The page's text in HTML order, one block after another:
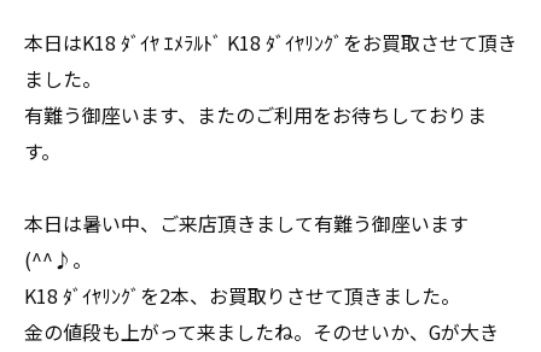
本日はK18 ﾀﾞｲﾔ ｴﾒﾗﾙﾄﾞ K18 ﾀﾞｲﾔﾘﾝｸﾞをお買取させて頂き
ました。
有難う御座います、またのご利用をお待ちしておりま
す。
本日は暑い中、ご来店頂きまして有難う御座います
(^^♪。
K18 ﾀﾞｲﾔﾘﾝｸﾞを2本、お買取りさせて頂きました。
金の値段も上がって来ましたね。そのせいか、Gが大き